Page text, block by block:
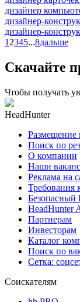
дизайнер
дизайнер-
дизайнер-
1 2345...8дальше
Скачайте
Чтобы получать
HeadHunter
Размещение
Поиск по
О компании
Наши
Реклама на
Требования
Безопасный
HeadHunter
Партнерам
Инвесторам
Каталог
Поиск по
Сетка:
Соискателям